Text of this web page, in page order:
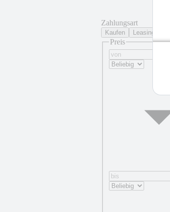
Zahlungsart
Kaufen Leasing
Preis